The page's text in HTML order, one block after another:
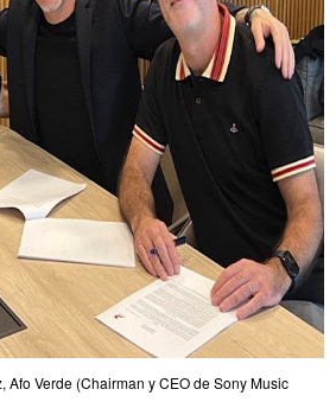
Afo Verde (Chairman y CEO de Sony Music